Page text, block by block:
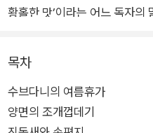
황홀한 맛’이라는 어느 독자의
대한 깊은 사유를 담아내는 완
실패하지 않는 독서 경험을 선
이번 책에는 인간성의 본질에
목차
수브다니의 여름휴가
양면의 조개껍데기